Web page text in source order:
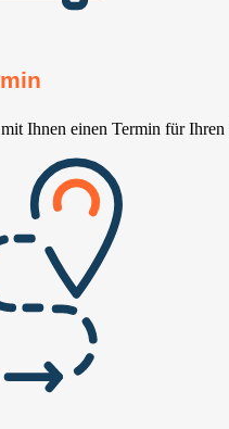
Ihnen einen Termin für Ihren